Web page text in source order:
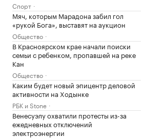
Спорт
Мяч, которым Марадона забил гол
«рукой Бога», выставят на аукцион
Общество
В Красноярском крае начали поиски
семьи с ребенком, пропавшей на реке
Кан
Общество
Каким будет новый эпицентр деловой
активности на Ходынке
РБК и Stone
Венесуэлу охватили протесты из-за
ежедневных отключений
электроэнергии